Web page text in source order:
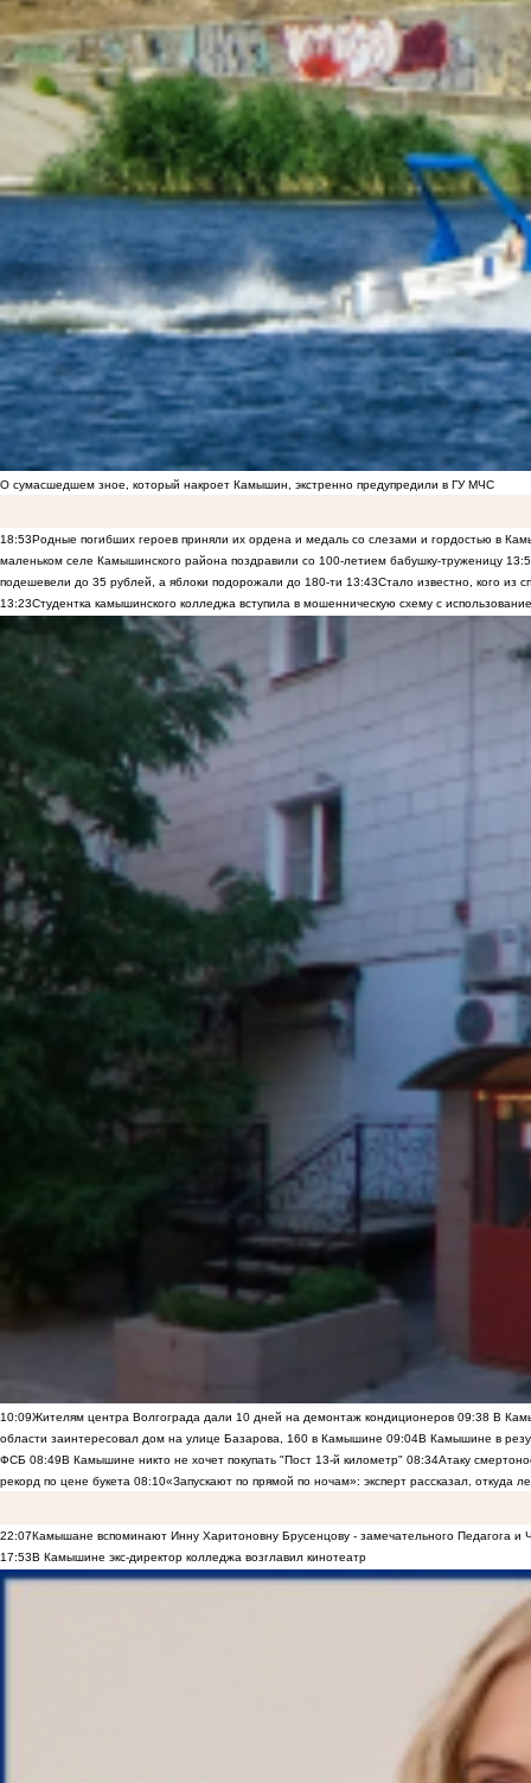
О сумасшедшем зное, который накроет Камышин, экстренно предупредили в ГУ МЧС
18:53Родные погибших героев приняли их ордена и медаль со слезами и гордостью в
маленьком селе Камышинского района поздравили со 100-летием бабушку-труженицу
подешевели до 35 рублей, а яблоки подорожали до 180-ти 13:43Стало известно, кого из
13:23Студентка камышинского колледжа вступила в мошенническую схему с
10:09Жителям центра Волгограда дали 10 дней на демонтаж кондиционеров 09:38 В
области заинтересовал дом на улице Базарова, 160 в Камышине 09:04В Камышине в
ФСБ 08:49В Камышине никто не хочет покупать "Пост 13-й километр" 08:34Атаку
рекорд по цене букета 08:10«Запускают по прямой по ночам»: эксперт рассказал, откуда
22:07Камышане вспоминают Инну Харитоновну Брусенцову - замечательного Педагога и
17:53В Камышине экс-директор колледжа возглавил кинотеатр